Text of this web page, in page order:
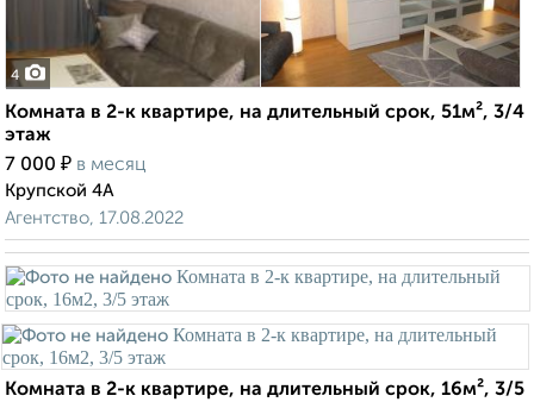
4
Комната в 2-к квартире, на длительный срок, 51м², 3/4
этаж
7 000 ₽ в месяц
Крупской 4А
Агентство, 17.08.2022
Комната в 2-к квартире, на длительный срок, 16м², 3/5